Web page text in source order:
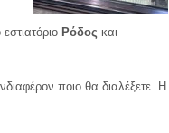
εστιατόριο Ρόδος και
ποιο θα διαλέξετε. Η